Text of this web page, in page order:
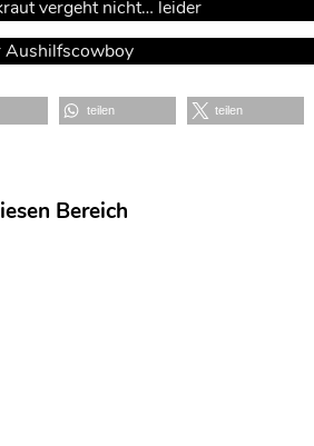
vergeht nicht… leider
Aushilfscowboy
teilen teilen
Bereich